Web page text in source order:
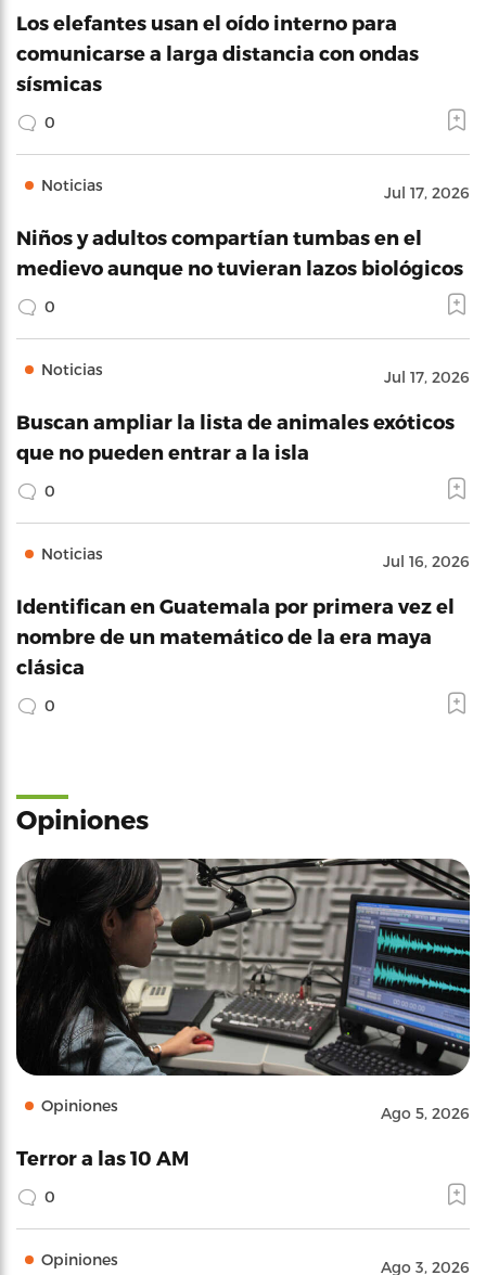
Los elefantes usan el oído interno para
comunicarse a larga distancia con ondas
sísmicas
0
Noticias Jul 17, 2026
Niños y adultos compartían tumbas en el
medievo aunque no tuvieran lazos biológicos
0
Noticias Jul 17, 2026
Buscan ampliar la lista de animales exóticos
que no pueden entrar a la isla
0
Noticias Jul 16, 2026
Identifican en Guatemala por primera vez el
nombre de un matemático de la era maya
clásica
0
Opiniones
Opiniones Ago 5, 2026
Terror a las 10 AM
0
Opiniones Ago 3, 2026